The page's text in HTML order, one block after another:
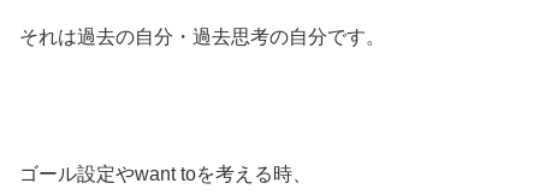
それは過去の自分・過去思考の自分です。
ゴール設定やwant toを考える時、